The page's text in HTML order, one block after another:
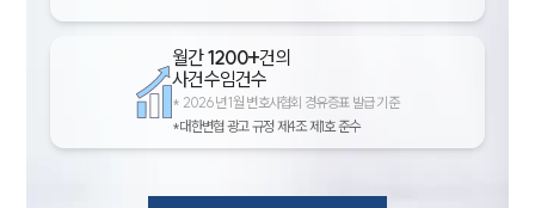
월간1200+건의
사건수임건수
* 2026년 1월 변호사협회 경유증표 발급 기준
*대한변협 광고 규정 제4조 제1호 준수